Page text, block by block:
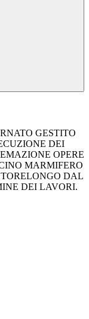
GESTITO
DEI
OPERE
MARMIFERO
DAL
DEI LAVORI.